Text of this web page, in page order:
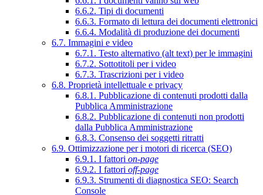
6.6.2. Tipi di documenti
6.6.3. Formato di lettura dei documenti elettronici
6.6.4. Modalità di produzione dei documenti
6.7. Immagini e video
6.7.1. Testo alternativo (alt text) per le immagini
6.7.2. Sottotitoli per i video
6.7.3. Trascrizioni per i video
6.8. Proprietà intellettuale e privacy
6.8.1. Pubblicazione di contenuti prodotti dalla
Pubblica Amministrazione
6.8.2. Pubblicazione di contenuti non prodotti
dalla Pubblica Amministrazione
6.8.3. Consenso dei soggetti ritratti
6.9. Ottimizzazione per i motori di ricerca (SEO)
6.9.1. I fattori on-page
6.9.2. I fattori off-page
6.9.3. Strumenti di diagnostica SEO: Search
Console